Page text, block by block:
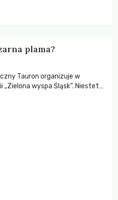
i bezpieczeństwa
plama?
Tauron organizuje w
„Zielona wyspa Śląsk”. Niestety,